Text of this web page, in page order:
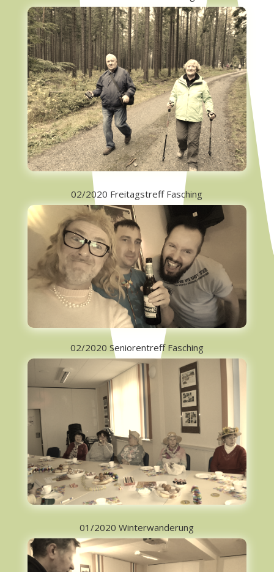
02/2020 Freitagstreff Fasching
02/2020 Seniorentreff Fasching
01/2020 Winterwanderung